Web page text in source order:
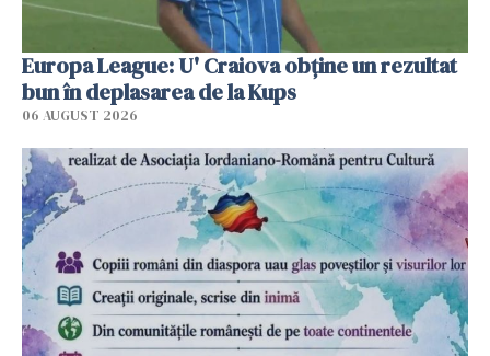
Europa League: U' Craiova obține un rezultat
bun în deplasarea de la Kups
06 AUGUST 2026